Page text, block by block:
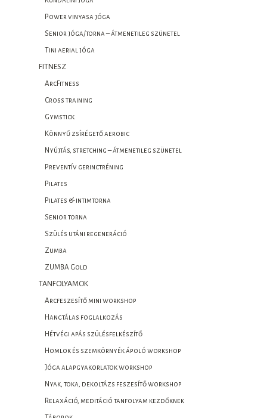
Power vinyasa jóga
Senior jóga/torna – átmenetileg szünetel
Tini aerial jóga
FITNESZ
ArcFitness
Cross training
Gymstick
Könnyű zsírégető aerobic
Nyújtás, stretching – átmenetileg szünetel
Preventív gerinctréning
Pilates
Pilates & intimtorna
Senior torna
Szülés utáni regeneráció
Zumba
ZUMBA Gold
TANFOLYAMOK
Arcfeszesítő mini workshop
Hangtálas foglalkozás
Hétvégi apás szülésfelkészítő
Homlok és szemkörnyék ápoló workshop
Jóga alapgyakorlatok workshop
Nyak, toka, dekoltázs feszesítő workshop
Relaxáció, meditáció tanfolyam kezdőknek